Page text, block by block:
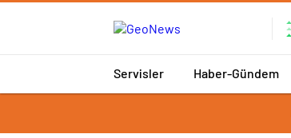
Servisler Haber-Gündem